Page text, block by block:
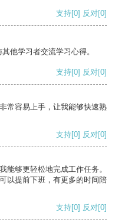
支持[0] 反对[0]
他学习者交流学习心得。
支持[0] 反对[0]
常容易上手，让我能够快速熟
支持[0] 反对[0]
能够更轻松地完成工作任务。
以提前下班，有更多的时间陪
支持[0] 反对[0]